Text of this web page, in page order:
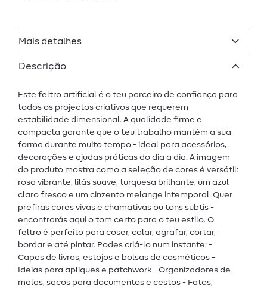
Mais detalhes
Descrição
Este feltro artificial é o teu parceiro de confiança para
todos os projectos criativos que requerem
estabilidade dimensional. A qualidade firme e
compacta garante que o teu trabalho mantém a sua
forma durante muito tempo - ideal para acessórios,
decorações e ajudas práticas do dia a dia. A imagem
do produto mostra como a seleção de cores é versátil:
rosa vibrante, lilás suave, turquesa brilhante, um azul
claro fresco e um cinzento melange intemporal. Quer
prefiras cores vivas e chamativas ou tons subtis -
encontrarás aqui o tom certo para o teu estilo. O
feltro é perfeito para coser, colar, agrafar, cortar,
bordar e até pintar. Podes criá-lo num instante: -
Capas de livros, estojos e bolsas de cosméticos -
Ideias para apliques e patchwork - Organizadores de
malas, sacos para documentos e cestos - Fatos,